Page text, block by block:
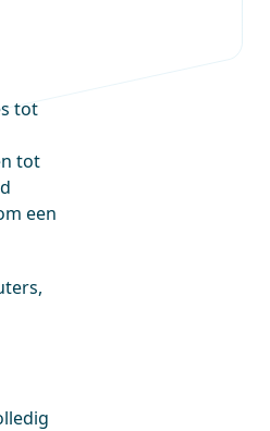
tot
tot
een